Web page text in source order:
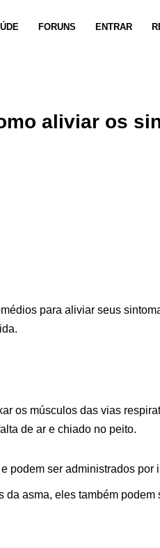
FORUNS ENTRAR
aliviar os
para aliviar seus
os músculos das vias
de ar e chiado no peito.
podem ser administrados por
da asma, eles também